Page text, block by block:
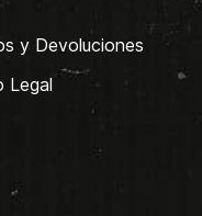
y Devoluciones
Legal